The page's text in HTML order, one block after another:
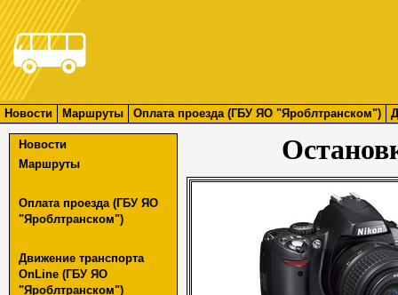
Новости Маршруты Оплата проезда (ГБУ ЯО "Яроблтранском")
Новости
Маршруты
Оплата проезда (ГБУ ЯО
"Яроблтранском")
Движение транспорта
OnLine (ГБУ ЯО
"Яроблтранском")